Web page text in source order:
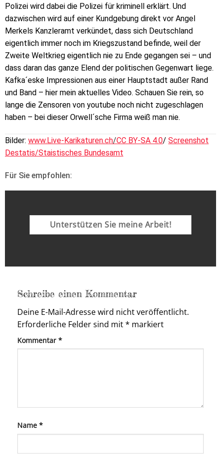
Polizei wird dabei die Polizei für kriminell erklärt. Und
dazwischen wird auf einer Kundgebung direkt vor Angel
Merkels Kanzleramt verkündet, dass sich Deutschland
eigentlich immer noch im Kriegszustand befinde, weil der
Zweite Weltkrieg eigentlich nie zu Ende gegangen sei – und
dass daran das ganze Elend der politischen Gegenwart liege.
Kafka´eske Impressionen aus einer Hauptstadt außer Rand
und Band – hier mein aktuelles Video. Schauen Sie rein, so
lange die Zensoren von youtube noch nicht zugeschlagen
haben – bei dieser Orwell´sche Firma weiß man nie.
Bilder: www.Live-Karikaturen.ch/CC BY-SA 4.0/ Screenshot
Destatis/Staistisches Bundesamt
Für Sie empfohlen:
Unterstützen Sie meine Arbeit!
Schreibe einen Kommentar
Deine E-Mail-Adresse wird nicht veröffentlicht.
Erforderliche Felder sind mit* markiert
Kommentar *
Name *